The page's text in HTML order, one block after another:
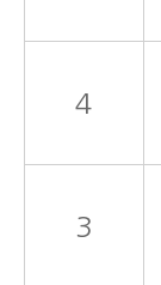
4
3